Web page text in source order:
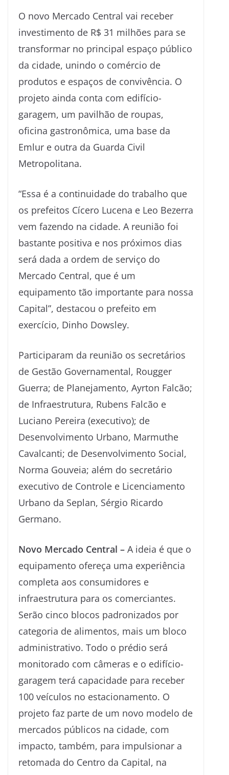
O novo Mercado Central vai receber
investimento de R$ 31 milhões para se
transformar no principal espaço público
da cidade, unindo o comércio de
produtos e espaços de convivência. O
projeto ainda conta com edifício-
garagem, um pavilhão de roupas,
oficina gastronômica, uma base da
Emlur e outra da Guarda Civil
Metropolitana.
“Essa é a continuidade do trabalho que
os prefeitos Cícero Lucena e Leo Bezerra
vem fazendo na cidade. A reunião foi
bastante positiva e nos próximos dias
será dada a ordem de serviço do
Mercado Central, que é um
equipamento tão importante para nossa
Capital”, destacou o prefeito em
exercício, Dinho Dowsley.
Participaram da reunião os secretários
de Gestão Governamental, Rougger
Guerra; de Planejamento, Ayrton Falcão;
de Infraestrutura, Rubens Falcão e
Luciano Pereira (executivo); de
Desenvolvimento Urbano, Marmuthe
Cavalcanti; de Desenvolvimento Social,
Norma Gouveia; além do secretário
executivo de Controle e Licenciamento
Urbano da Seplan, Sérgio Ricardo
Germano.
Novo Mercado Central – A ideia é que o
equipamento ofereça uma experiência
completa aos consumidores e
infraestrutura para os comerciantes.
Serão cinco blocos padronizados por
categoria de alimentos, mais um bloco
administrativo. Todo o prédio será
monitorado com câmeras e o edifício-
garagem terá capacidade para receber
100 veículos no estacionamento. O
projeto faz parte de um novo modelo de
mercados públicos na cidade, com
impacto, também, para impulsionar a
retomada do Centro da Capital, na